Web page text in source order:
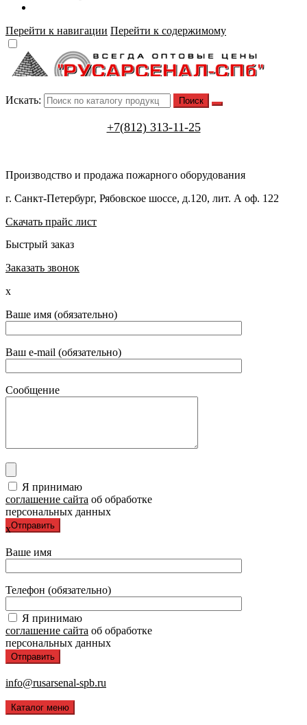
Перейти к навигации Перейти к содержимому
Искать:
+7(812) 313-11-25
Производство и продажа пожарного оборудования
г. Санкт-Петербург, Рябовское шоссе, д.120, лит. А оф. 122
Скачать прайс лист
Быстрый заказ
Заказать звонок
x
Ваше имя (обязательно)
Ваш e-mail (обязательно)
Сообщение
Я принимаю
соглашение сайта об обработке
персональных данных
x
Ваше имя
Телефон (обязательно)
Я принимаю
соглашение сайта об обработке
персональных данных
info@rusarsenal-spb.ru
Каталог меню